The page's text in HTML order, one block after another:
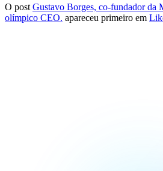
O post Gustavo Borges, co-fundador da
olímpico CEO. apareceu primeiro em